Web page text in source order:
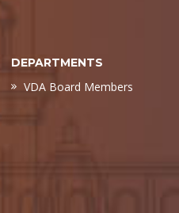
DEPARTMENTS
VDA Board Members